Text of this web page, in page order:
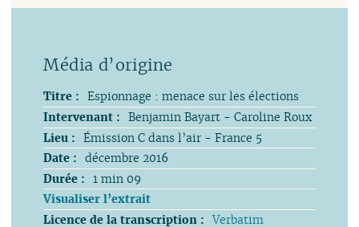
Titre : Espionnage : menace sur les élections
Intervenant : Benjamin Bayart - Caroline Roux
Lieu : Émission C dans l’air - France 5
Date : décembre 2016
Durée : 1 min 09
Visualiser l’extrait
Licence de la transcription : Verbatim